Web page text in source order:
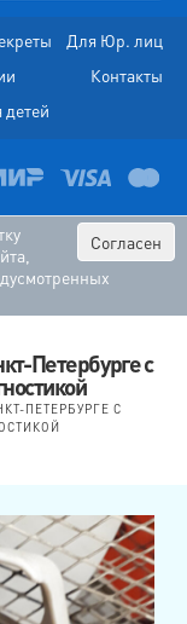
Для Юр. лиц
Контакты
Согласен
Петербурге с
ПЕТЕРБУРГЕ С